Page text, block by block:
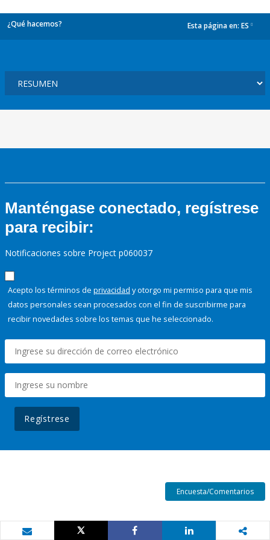
¿Qué hacemos? Esta página en: ES
Manténgase conectado, regístrese
para recibir:
Notificaciones sobre Project p060037
Acepto los términos de privacidad y otorgo mi permiso para que mis
datos personales sean procesados con el fin de suscribirme para
recibir novedades sobre los temas que he seleccionado.
Regístrese
Encuesta/Comentarios